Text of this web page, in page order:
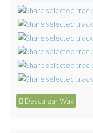
Descargar Wav